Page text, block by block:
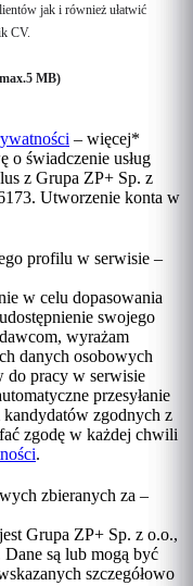
jak i również ułatwić
CV.
MB)
– więcej*
o świadczenie usług
z Grupa ZP+ Sp. z
Utworzenie konta w
profilu w serwisie –
w celu dopasowania
swojego
wyrażam
danych osobowych
do pracy w serwisie
przesyłanie
zgodnych z
zgodę w każdej chwili
.
zbieranych za –
Grupa ZP+ Sp. z o.o.,
są lub mogą być
szczegółowo